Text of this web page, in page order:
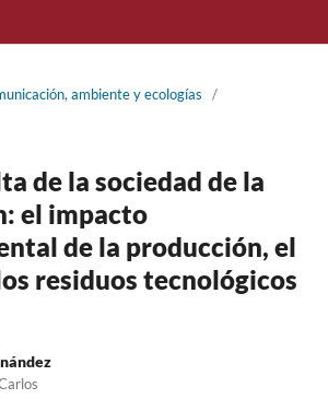
ambiente y ecologías
/
de la sociedad de la
el impacto
de la producción, el
residuos tecnológicos